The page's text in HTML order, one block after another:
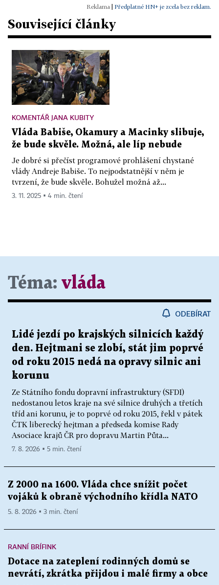
| Předplatné HN+ je zcela bez reklam.
Související články
KOMENTÁŘ JANA KUBITY
Vláda Babiše, Okamury a Macinky slibuje,
že bude skvěle. Možná, ale líp nebude
Je dobré si přečíst programové prohlášení chystané
vlády Andreje Babiše. To nejpodstatnější v něm je
tvrzení, že bude skvěle. Bohužel možná až...
3. 11. 2025 ▪ 4 min. čtení
Téma: vláda
ODEBÍRAT
Lidé jezdí po krajských silnicích každý
den. Hejtmani se zlobí, stát jim poprvé
od roku 2015 nedá na opravy silnic ani
korunu
Ze Státního fondu dopravní infrastruktury (SFDI)
nedostanou letos kraje na své silnice druhých a třetích
tříd ani korunu, je to poprvé od roku 2015, řekl v pátek
ČTK liberecký hejtman a předseda komise Rady
Asociace krajů ČR pro dopravu Martin Půta...
7. 8. 2026 ▪ 5 min. čtení
Z 2000 na 1600. Vláda chce snížit počet
vojáků k obraně východního křídla NATO
5. 8. 2026 ▪ 3 min. čtení
RANNÍ BRÍFINK
Dotace na zateplení rodinných domů se
nevrátí, zkrátka přijdou i malé firmy a obce